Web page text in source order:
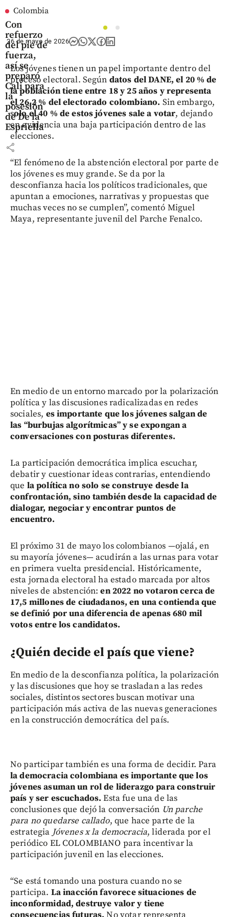
Colombia
Con
refuerzo
del pie de
fuerza,
así se
preparó
Cali para
la
posesión
de De la
Espriella
share
1
2
26 de mayo de 2026
Los jóvenes tienen un papel importante dentro del
proceso electoral. Según datos del DANE, el 20 % de
la población tiene entre 18 y 25 años y representa
el 26,2 % del electorado colombiano. Sin embargo,
solo el 40 % de estos jóvenes sale a votar, dejando
en evidencia una baja participación dentro de las
elecciones.
“El fenómeno de la abstención electoral por parte de
los jóvenes es muy grande. Se da por la
desconfianza hacia los políticos tradicionales, que
apuntan a emociones, narrativas y propuestas que
muchas veces no se cumplen”, comentó Miguel
Maya, representante juvenil del Parche Fenalco.
En medio de un entorno marcado por la polarización
política y las discusiones radicalizadas en redes
sociales, es importante que los jóvenes salgan de
las “burbujas algorítmicas” y se expongan a
conversaciones con posturas diferentes.
La participación democrática implica escuchar,
debatir y cuestionar ideas contrarias, entendiendo
que la política no solo se construye desde la
confrontación, sino también desde la capacidad de
dialogar, negociar y encontrar puntos de
encuentro.
El próximo 31 de mayo los colombianos —ojalá, en
su mayoría jóvenes— acudirán a las urnas para votar
en primera vuelta presidencial. Históricamente,
esta jornada electoral ha estado marcada por altos
niveles de abstención:en 2022 no votaron cerca de
17,5 millones de ciudadanos, en una contienda que
se definió por una diferencia de apenas 680 mil
votos entre los candidatos.
¿Quién decide el país que viene?
En medio de la desconfianza política, la polarización
y las discusiones que hoy se trasladan a las redes
sociales, distintos sectores buscan motivar una
participación más activa de las nuevas generaciones
en la construcción democrática del país.
No participar también es una forma de decidir. Para
la democracia colombiana es importante que los
jóvenes asuman un rol de liderazgo para construir
país y ser escuchados.Esta fue una de las
conclusiones que dejó la conversación Un parche
para no quedarse callado, que hace parte de la
estrategia Jóvenes x la democracia, liderada por el
periódico EL COLOMBIANO para incentivar la
participación juvenil en las elecciones.
“Se está tomando una postura cuando no se
participa. La inacción favorece situaciones de
inconformidad, destruye valor y tiene